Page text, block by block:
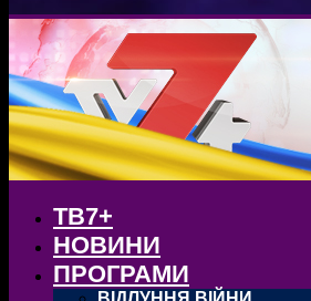
ТВ7+
НОВИНИ
ПРОГРАМИ